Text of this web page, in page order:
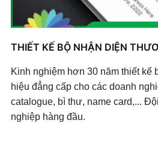
THIẾT KẾ BỘ NHẬN DIỆN
Kinh nghiệm hơn 30 năm thiết kế
hiệu đẳng cấp cho các doanh
catalogue, bì thư, name card,...
nghiệp hàng đầu.